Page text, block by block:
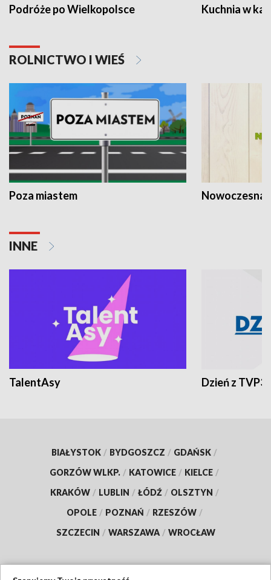
Podróże po Wielkopolsce Kuchnia w
ROLNICTWO I WIEŚ
Poza miastem Nowoczesna
INNE
TalentAsy Dzień z TVP3
BIAŁYSTOK / BYDGOSZCZ / GDAŃSK /
GORZÓW WLKP. / KATOWICE / KIELCE /
KRAKÓW / LUBLIN / ŁÓDŹ / OLSZTYN /
OPOLE / POZNAŃ / RZESZÓW /
SZCZECIN / WARSZAWA / WROCŁAW